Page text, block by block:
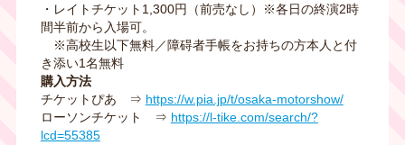
・レイトチケット1,300円（前売なし）※各日の終演2時
間半前から入場可。
※高校生以下無料／障碍者手帳をお持ちの方本人と付
き添い1名無料
購入方法
チケットぴあ ⇒ https://w.pia.jp/t/osaka-motorshow/
ローソンチケット ⇒ https://l-tike.com/search/?
lcd=55385